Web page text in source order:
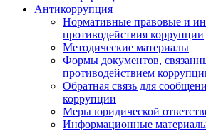
Антикоррупция
Нормативные правовые и
противодействия коррупции
Методические материалы
Формы документов,
противодействием
Обратная связь для
коррупции
Меры юридической
Информационные